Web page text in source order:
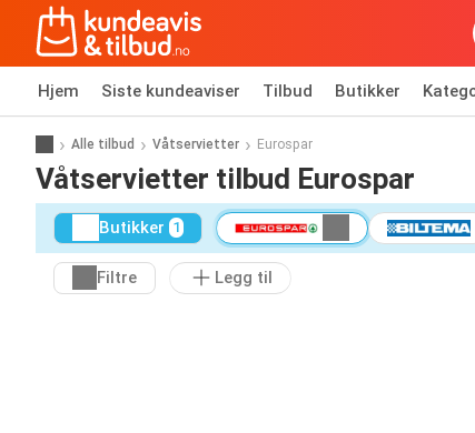
Hjem Siste kundeaviser Tilbud Butikker
Alle tilbud Våtservietter Eurospar
Våtservietter tilbud Eurospar
Butikker 1
Filtre Legg til